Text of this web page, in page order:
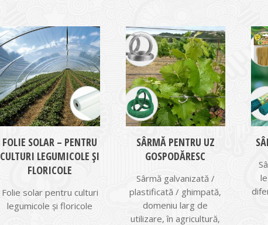
FOLIE SOLAR – PENTRU
CULTURI LEGUMICOLE ȘI
FLORICOLE
Folie solar pentru culturi
legumicole și floricole
SÂRMĂ PENTRU UZ
GOSPODĂRESC
Sârmă galvanizată /
plastificată / ghimpată,
domeniu larg de
utilizare, în agricultură,